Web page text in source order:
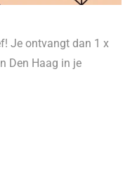
Je ontvangt dan 1 x
Den Haag in je